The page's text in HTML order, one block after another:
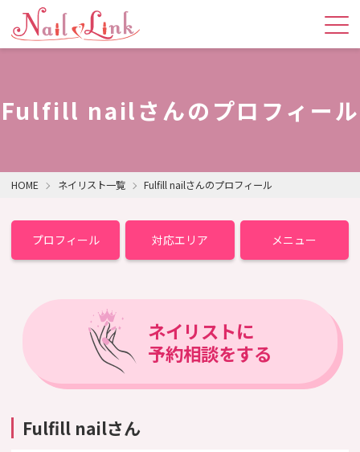
Fulfill nailさんのプロフィール
HOME ネイリスト一覧 Fulfill nailさんのプロフィール
プロフィール 対応エリア メニュー
ネイリストに
予約相談をする
Fulfill nailさん